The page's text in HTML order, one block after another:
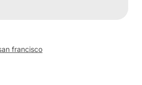
francisco